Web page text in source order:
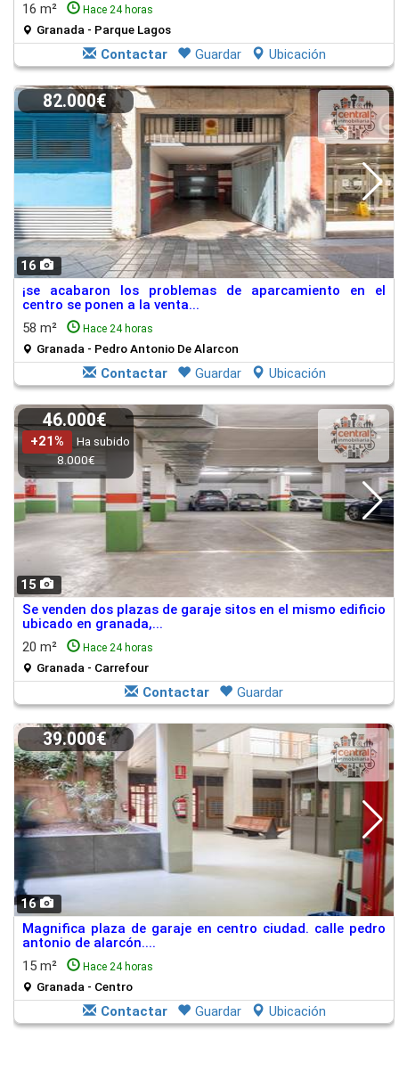
16 m²
Hace 24 horas
Granada - Parque Lagos
Contactar Guardar Ubicación
16
82.000€
¡se acabaron los problemas de aparcamiento en el
centro se ponen a la venta...
58 m²
Hace 24 horas
Granada - Pedro Antonio De Alarcon
Contactar Guardar Ubicación
15
46.000€
+21%
Ha subido
8.000€
Se venden dos plazas de garaje sitos en el mismo edificio
ubicado en granada,...
20 m²
Hace 24 horas
Granada - Carrefour
Contactar Guardar
16
39.000€
Magnifica plaza de garaje en centro ciudad. calle pedro
antonio de alarcón....
15 m²
Hace 24 horas
Granada - Centro
Contactar Guardar Ubicación